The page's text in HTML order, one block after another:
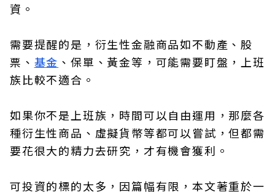
資。
需要提醒的是，衍生性金融商品如不動產、股
票、 基金 、保單、黃金等，可能需要盯盤，上班
族比較不適合。
如果你不是上班族，時間可以自由運用，那麼各
種衍生性商品、虛擬貨幣等都可以嘗試，但都需
要花很大的精力去研究，才有機會獲利。
可投資的標的太多，因篇幅有限，本文著重於一